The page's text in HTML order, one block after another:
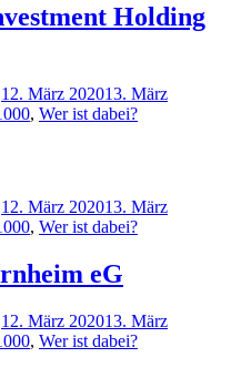
Holding
12. März 202013. März
, Wer ist dabei?
12. März 202013. März
, Wer ist dabei?
eG
12. März 202013. März
, Wer ist dabei?